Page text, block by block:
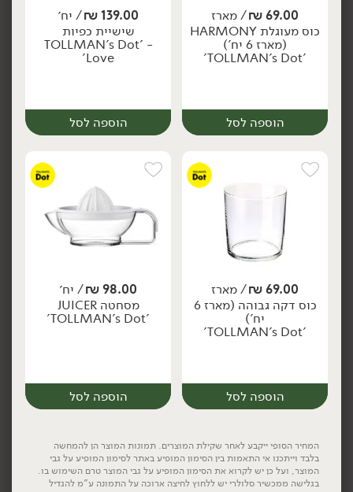
מכסה מלבן לבן -
מכסה מלבן אפור -
133.90
₪/ יח׳
69.00
₪/ מארז
כוס מעוגלת HARMONY
(מארז 6 יח')
'TOLLMAN's Dot'
הוספה לסל
מארז
139.00
₪/ יח׳
שישיית כפיות
TOLLMAN's Dot' -
Love'
הוספה לסל
יח׳
69.00
₪/ מארז
כוס דקה גבוהה (מארז 6
יח')
'TOLLMAN's Dot'
הוספה לסל
98.00
₪/ יח׳
מסחטה JUICER
'TOLLMAN's Dot'
הוספה לסל
המחיר הסופי ייקבע לאחר שקילת המוצרים. תמונות המוצר הן להמחשה
בלבד וייתכנו אי התאמות בין הסימון המופיע באתר לסימון המופיע על גבי
המוצר, ועל כן יש לקרוא את הסימון המופיע על גבי המוצר טרם השימוש בו.
בגלישה ממכשיר סלולרי יש ללחוץ לחיצה ארוכה על התמונה ע"מ להגדיל